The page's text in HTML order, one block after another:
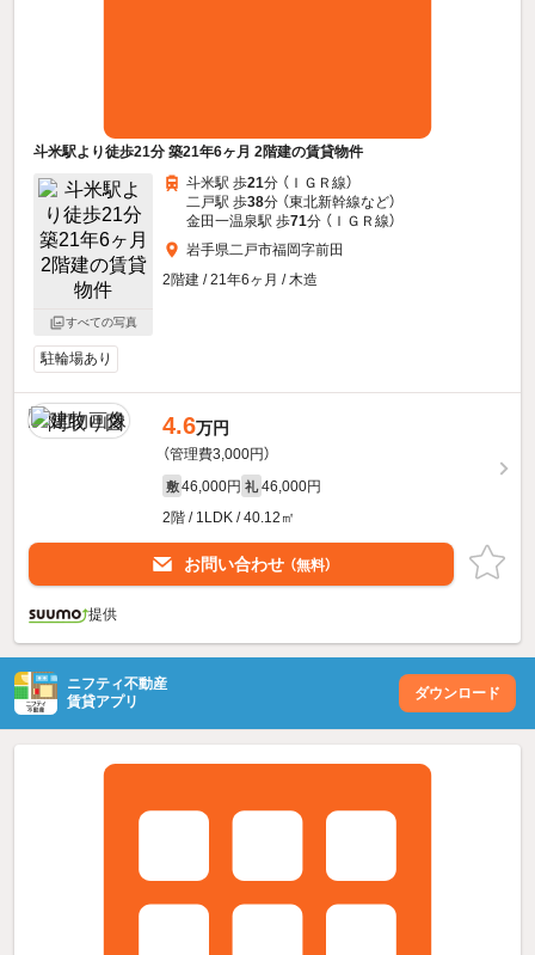
斗米駅より徒歩21分 築21年6ヶ月 2階建の賃貸物件
すべての写真
斗米駅 歩21分 （ＩＧＲ線）
二戸駅 歩38分 （東北新幹線など）
金田一温泉駅 歩71分 （ＩＧＲ線）
岩手県二戸市福岡字前田
2階建 / 21年6ヶ月 / 木造
駐輪場あり
4.6万円
（管理費3,000円）
敷 46,000円 礼 46,000円
2階 / 1LDK / 40.12㎡
お問い合わせ （無料）
提供
ニフティ不動産
賃貸アプリ
ダウンロード